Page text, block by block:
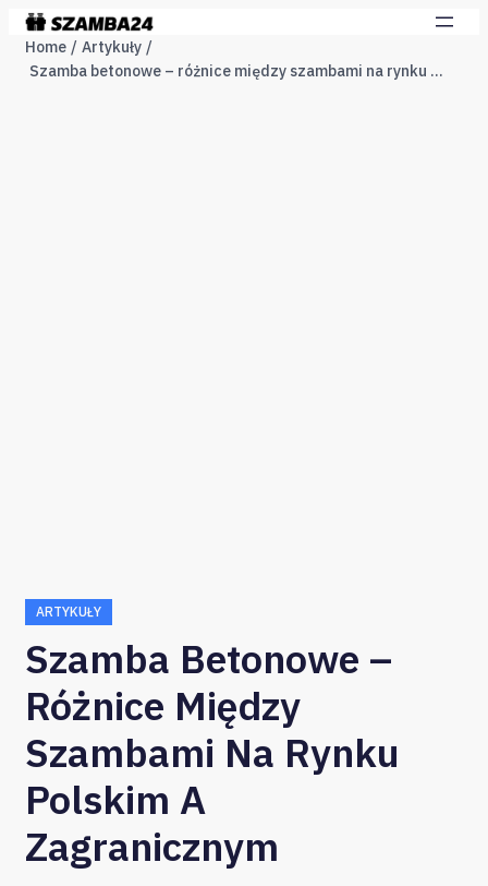
Home
Artykuły
Szamba betonowe – różnice między szambami na rynku polskim a zagranicznym
ARTYKUŁY
Szamba Betonowe –
Różnice Między
Szambami Na Rynku
Polskim A
Zagranicznym